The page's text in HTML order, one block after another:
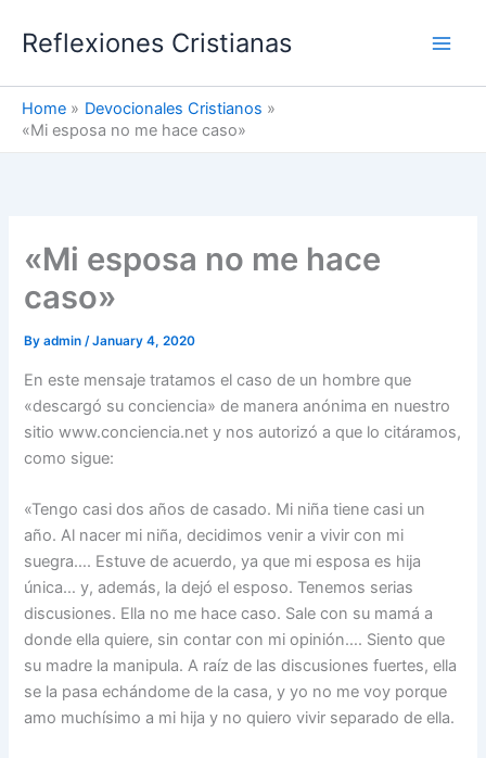
Reflexiones Cristianas
Home
Devocionales Cristianos
«Mi esposa no me hace caso»
«Mi esposa no me hace
caso»
Byadmin/January 4, 2020
En este mensaje tratamos el caso de un hombre que
«descargó su conciencia» de manera anónima en nuestro
sitio www.conciencia.net y nos autorizó a que lo citáramos,
como sigue:
«Tengo casi dos años de casado. Mi niña tiene casi un
año. Al nacer mi niña, decidimos venir a vivir con mi
suegra…. Estuve de acuerdo, ya que mi esposa es hija
única… y, además, la dejó el esposo. Tenemos serias
discusiones. Ella no me hace caso. Sale con su mamá a
donde ella quiere, sin contar con mi opinión…. Siento que
su madre la manipula. A raíz de las discusiones fuertes, ella
se la pasa echándome de la casa, y yo no me voy porque
amo muchísimo a mi hija y no quiero vivir separado de ella.